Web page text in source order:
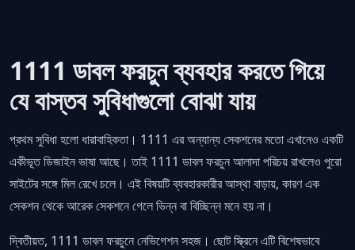
1111 ডাবল ফরচুন ব্যবহার করতে গিয়ে
যে বাস্তব সুবিধাগুলো বোঝা যায়
প্রথম সুবিধা হলো ধারাবাহিকতা। 1111 এর অন্যান্য সেকশনের মতো এখানেও একটি
একীভূত ডিজাইন ভাষা আছে। তাই 1111 ডাবল ফরচুন আলাদা পরিচয় রাখলেও পুরো
সাইটের সঙ্গে মিল রেখে চলে। এই বিষয়টি ব্যবহারকারীর আস্থা বাড়ায়, কারণ এক
সেকশন থেকে আরেক সেকশনে গেলে ভিন্ন বা বিচ্ছিন্ন মনে হয় না।
দ্বিতীয়ত, 1111 ডাবল ফরচুনে নেভিগেশন সহজ। ছোট স্ক্রিনে এটি বিশেষভাবে